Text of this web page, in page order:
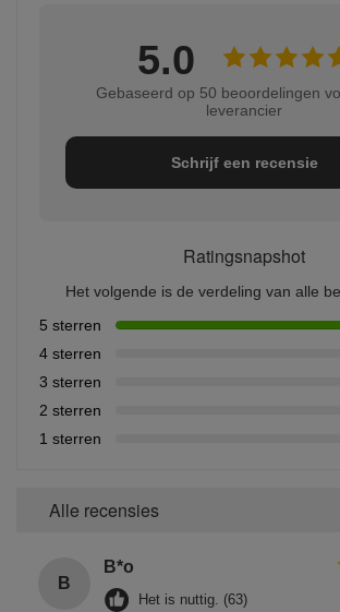
5.0
Gebaseerd op 50 beoordelingen
leverancier
Schrijf een recensie
Ratingsnapshot
Het volgende is de verdeling van alle
5 sterren
4 sterren
3 sterren
2 sterren
1 sterren
Alle recensies
B
B*o
Het is nuttig. (63)